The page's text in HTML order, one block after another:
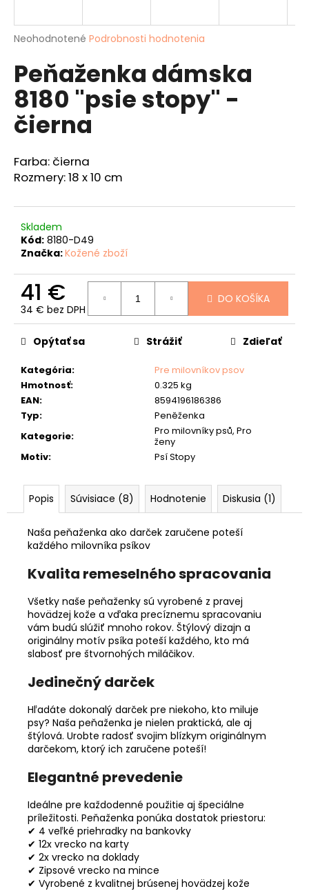
Priemerné
produktu
je
0,0
z
5
hviezdičiek.
Neohodnotené Podrobnosti hodnotenia
Peňaženka dámska
8180 "psie stopy" -
čierna
Farba: čierna
Rozmery: 18 x 10 cm
Skladem
Kód: 8180-D49
Značka:Kožené zboží
41 €
34 € bez DPH
Jednotková
cena:
DO KOŠÍKA
Kategória:
Pre milovníkov psov
Hmotnosť:
0.325 kg
EAN:
8594196186386
Typ:
Peněženka
Kategorie:
Pro milovníky psů, Pro
ženy
Motiv: Psí Stopy
Opýtať sa Strážiť Zdieľať
Popis Súvisiace (8) Hodnotenie Diskusia (1)
Naša peňaženka ako darček zaručene poteší
každého milovníka psíkov
Kvalita remeselného spracovania
Všetky naše peňaženky sú vyrobené z pravej
hovädzej kože a vďaka precíznemu spracovaniu
vám budú slúžiť mnoho rokov. Štýlový dizajn a
originálny motív psíka poteší každého, kto má
slabosť pre štvornohých miláčikov.
Jedinečný darček
Hľadáte dokonalý darček pre niekoho, kto miluje
psy? Naša peňaženka je nielen praktická, ale aj
štýlová. Urobte radosť svojim blízkym originálnym
darčekom, ktorý ich zaručene poteší!
Elegantné prevedenie
Ideálne pre každodenné použitie aj špeciálne
príležitosti. Peňaženka ponúka dostatok priestoru:
✔ 4 veľké priehradky na bankovky
✔ 12x vrecko na karty
✔ 2x vrecko na doklady
✔ Zipsové vrecko na mince
✔ Vyrobené z kvalitnej brúsenej hovädzej kože
j
ť
?
O
d
p
r
ú
č
a
m
RYBÁRSKA
PEŇAŽENKA
40
"KAPOR"
33